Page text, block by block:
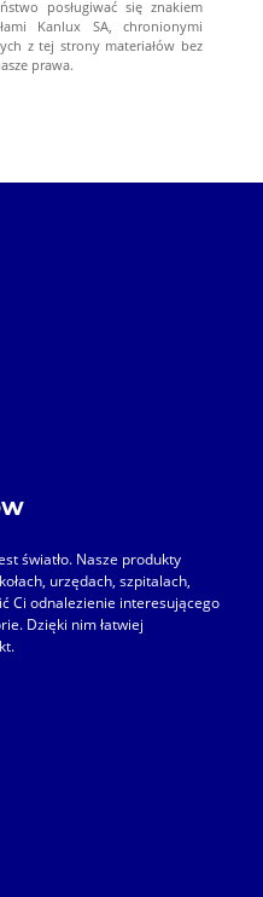
posługiwać się znakiem
Kanlux SA, chronionymi
z tej strony materiałów bez
prawa.
światło. Nasze produkty
urzędach, szpitalach,
Ci odnalezienie interesującego
Dzięki nim łatwiej